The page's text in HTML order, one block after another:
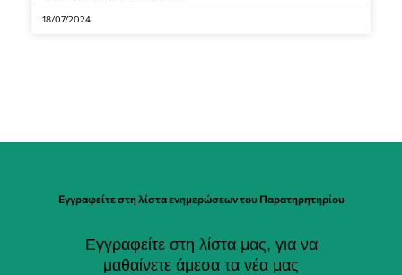
18/07/2024
Εγγραφείτε στη λίστα ενημερώσεων του Παρατηρητηρίου
Εγγραφείτε στη λίστα μας, για να
μαθαίνετε άμεσα τα νέα μας